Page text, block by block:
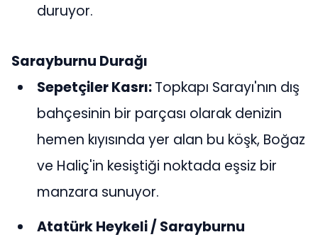
duruyor.
Sarayburnu Durağı
Sepetçiler Kasrı:Topkapı Sarayı'nın dış
bahçesinin bir parçası olarak denizin
hemen kıyısında yer alan bu köşk, Boğaz
ve Haliç'in kesiştiği noktada eşsiz bir
manzara sunuyor.
Atatürk Heykeli / Sarayburnu